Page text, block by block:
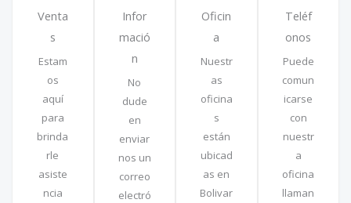
Venta
s
Estam
os
aquí
para
brinda
rle
asiste
ncia
Infor
mació
n
No
dude
en
enviar
nos un
correo
electró
Oficin
a
Nuestr
as
oficina
s
están
ubicad
as en
Bolivar
Teléf
onos
Puede
comun
icarse
con
nuestr
a
oficina
llaman